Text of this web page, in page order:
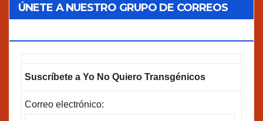
ÚNETE A NUESTRO GRUPO DE CORREOS
Suscríbete a Yo No Quiero Transgénicos
Correo electrónico: